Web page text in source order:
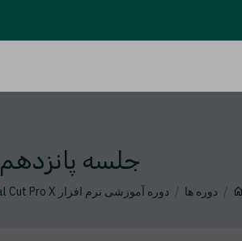
جلسه پانزدهم
دوره ها دوره آموزشی نرم افزار Final Cut Pro X ادیت و تدوین ویدیو